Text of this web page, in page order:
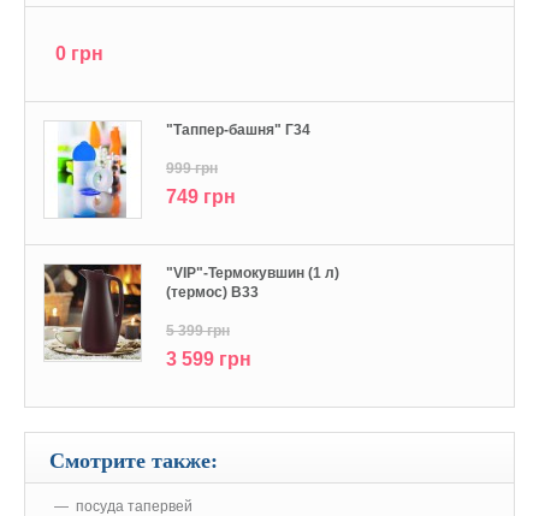
0 грн
"Tаппер-башня" Г34
999 грн
749 грн
"VIP"-Термокувшин (1 л)
(термос) В33
5 399 грн
3 599 грн
Смотрите также:
посуда тапервей